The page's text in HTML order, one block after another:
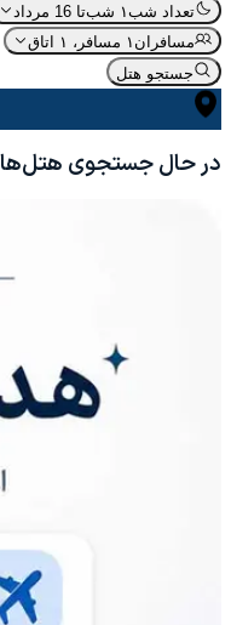
تعداد شب۱ شب
تا 16 مرداد
مسافران ۱ مسافر، ۱ اتاق
جستجو هتل
در حال جستجوی